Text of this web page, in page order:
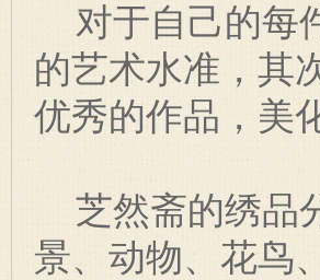
对于自己的每
的艺术水准，其
优秀的作品，美
芝然斋的绣品
景、动物、花鸟